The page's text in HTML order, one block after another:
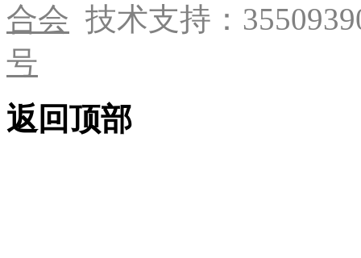
合会 技术支持：
号
返回顶部